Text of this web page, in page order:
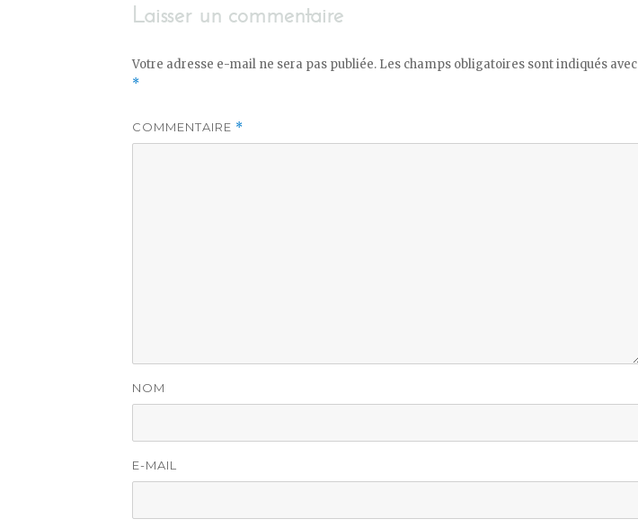
Laisser un commentaire
Votre adresse e-mail ne sera pas publiée. Les champs obligatoires sont indiqués avec
*
COMMENTAIRE *
NOM
E-MAIL